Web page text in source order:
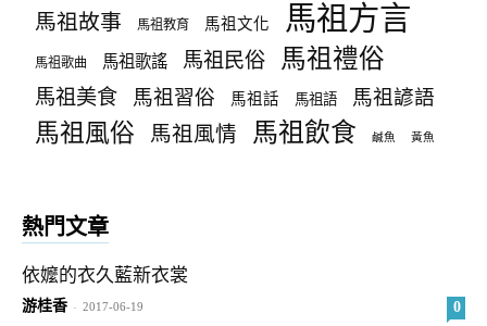
馬祖故事 馬祖教育 馬祖文化 馬祖方言
馬祖歌曲 馬祖歌謠 馬祖民俗 馬祖禮俗
馬祖美食 馬祖習俗 馬祖話 馬祖語 馬祖諺語
馬祖風俗 馬祖風情 馬祖飲食 鹹魚 黃魚
熱門文章
依嬤的衣久藍新衣裳
游桂香 - 2017-06-19 0